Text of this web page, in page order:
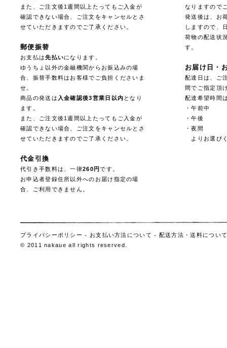
また、ご注文後1週間以上たってもご入金が
確認できない場合、ご注文をキャンセルとさ
せていただきますのでご了承ください。
郵便振替
お支払は先払いになります。
ゆうちょ以外の金融機関からお振込みの場
合、振替手数料はお客様でご負担くださいま
せ。
商品の発送は 入金確認後3営業日以内 となり
ます。
また、ご注文後1週間以上たってもご入金が
確認できない場合、ご注文をキャンセルとさ
せていただきますのでご了承ください。
代金引換
代引き手数料は、一律260円です。
お申込者登録住所以外へのお届け指定の場
合、ご利用できません。
なりますので
発送後は、お
しますので、
荷物の配送状
す。
お届け日・
配達日は、ご
間でご指定頂
配達希望時間
・午前中
・午後
・夜間
よりお選び
プライバシーポリシー - お支払い方法について - 配送方法・送料につい
© 2011 nakaue all rights reserved.